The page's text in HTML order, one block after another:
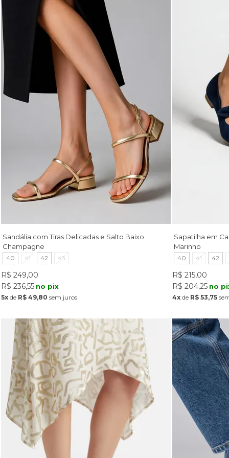
Sandália com Tiras Delicadas e Salto Baixo
Champagne
40 41 42 43
R$ 249,00
R$ 236,55 no pix
5xde R$ 49,80 sem juros
Sapatilha em
Marinho
40 41 42
R$ 215,00
R$ 204,25 no
4x de R$ 53,75